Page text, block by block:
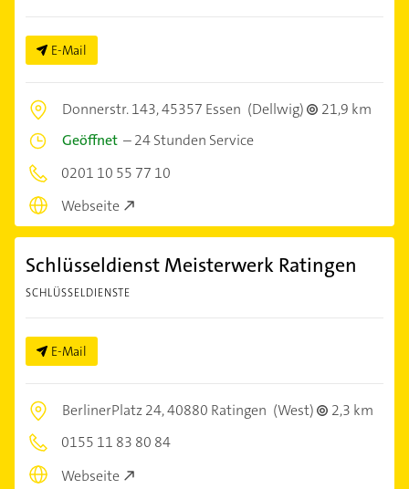
E-Mail
Donnerstr. 143,45357 Essen (Dellwig)
21,9 km
Geöffnet –24 Stunden Service
0201 10 55 77 10
Webseite
Schlüsseldienst Meisterwerk Ratingen
SCHLÜSSELDIENSTE
E-Mail
BerlinerPlatz 24,40880 Ratingen (West)
2,3 km
0155 11 83 80 84
Webseite